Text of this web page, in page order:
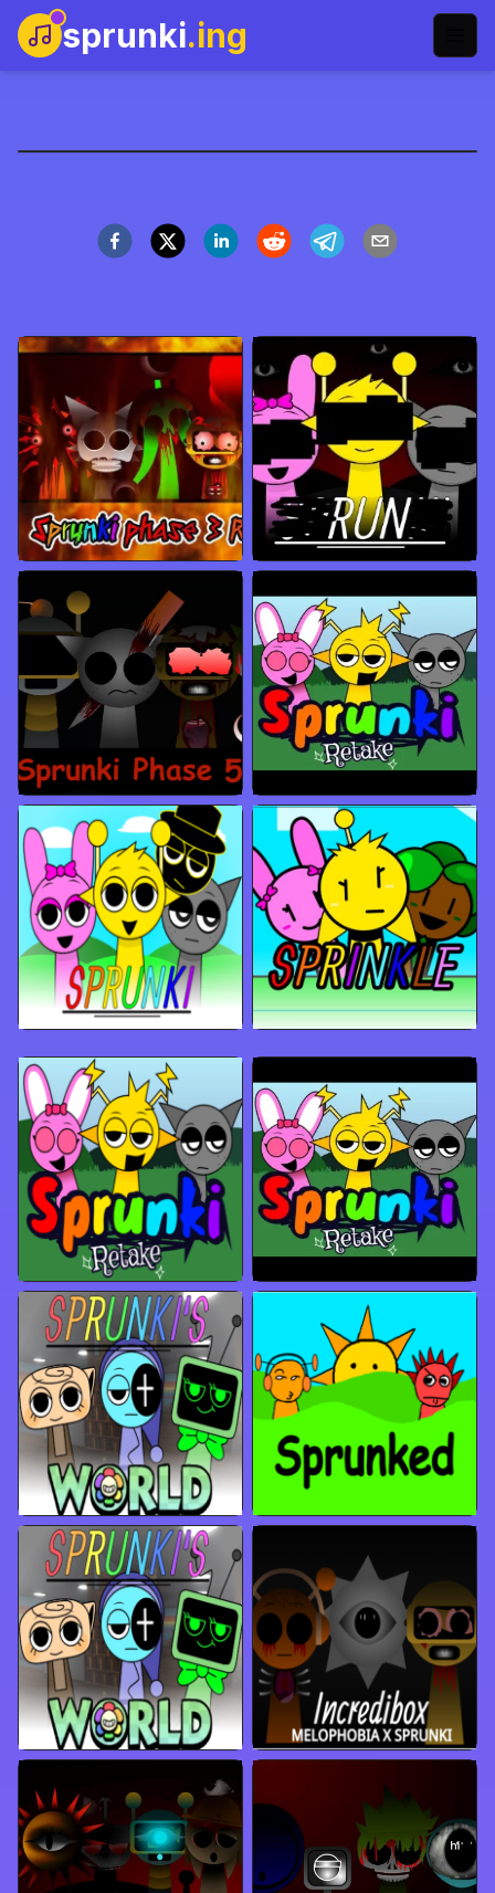
sprunki.ing
Main Sekarang